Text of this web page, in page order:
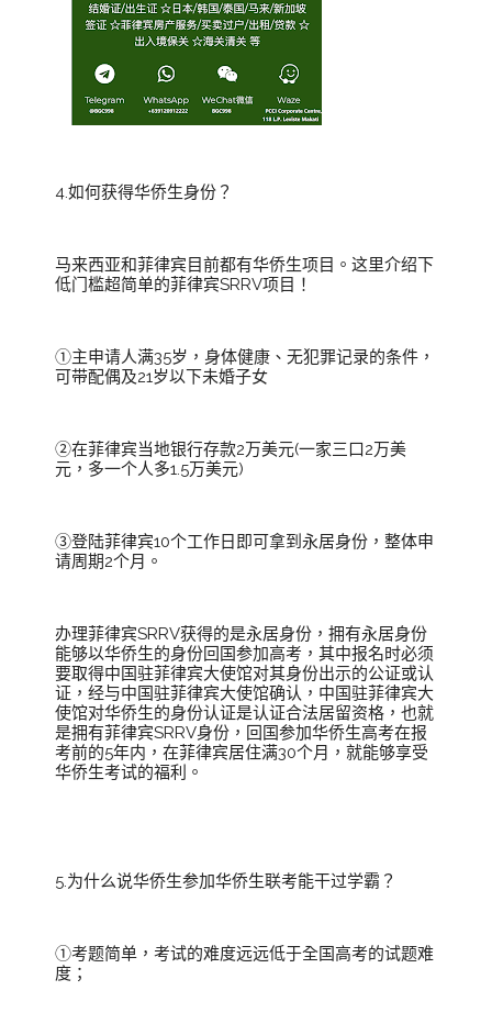
4.如何获得华侨生身份？
马来西亚和菲律宾目前都有华侨生项目。这里介绍下
低门槛超简单的菲律宾SRRV项目！
①主申请人满35岁，身体健康、无犯罪记录的条件，
可带配偶及21岁以下未婚子女
②在菲律宾当地银行存款2万美元(一家三口2万美
元，多一个人多1.5万美元)
③登陆菲律宾10个工作日即可拿到永居身份，整体申
请周期2个月。
办理菲律宾SRRV获得的是永居身份，拥有永居身份
能够以华侨生的身份回国参加高考，其中报名时必须
要取得中国驻菲律宾大使馆对其身份出示的公证或认
证，经与中国驻菲律宾大使馆确认，中国驻菲律宾大
使馆对华侨生的身份认证是认证合法居留资格，也就
是拥有菲律宾SRRV身份，回国参加华侨生高考在报
考前的5年内，在菲律宾居住满30个月，就能够享受
华侨生考试的福利。
5.为什么说华侨生参加华侨生联考能干过学霸？
①考题简单，考试的难度远远低于全国高考的试题难
度；